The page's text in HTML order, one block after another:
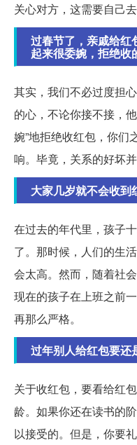
关心对方，这需要自己
过春节了，亲戚给红
起来很委婉，拒绝收
其实，我们不必过度担
的心，不论你接不接，
婉”地拒绝收红包，你们
响。毕竟，关系的好坏
大家几岁就不会收到
在过去的年代里，孩子
了。那时候，人们的生
会太高。然而，随着社
现在的孩子在上班之前
再那么严格。
过年别人给红包要还
关于收红包，要看给红
龄。如果你还在读书的
以接受的。但是，你要